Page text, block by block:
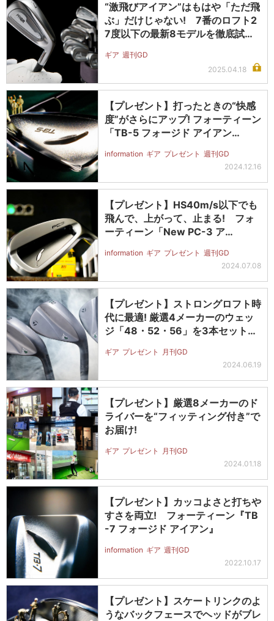
“激飛びアイアン”はもはや「ただ飛
ぶ」だけじゃない! 7番のロフト2
7度以下の最新8モデルを徹底試
ギア 週刊GD
2025.04.18
【プレゼント】打ったときの“快感
度”がさらにアップ! フォーティーン
「TB-5 フォージド アイアン…
information ギア プレゼント 週刊GD
2024.12.16
【プレゼント】HS40m/s以下でも
飛んで、上がって、止まる! フォ
ーティーン「New PC-3 ア…
information ギア プレゼント 週刊GD
2024.07.08
【プレゼント】ストロングロフト時
代に最適! 厳選4メーカーのウェッ
ジ「48・52・56」を3本セット…
ギア プレゼント
月刊GD
2024.06.19
【プレゼント】厳選8メーカーのド
ライバーを“フィッティング付き”で
お届け!
ギア プレゼント
月刊GD
2024.01.18
【プレゼント】カッコよさと打ちや
すさを両立! フォーティーン『TB
-7 フォージド アイアン』
information ギア 週刊GD
2022.10.17
【プレゼント】スケートリンクのよ
うなバックフェースでヘッドがブレ